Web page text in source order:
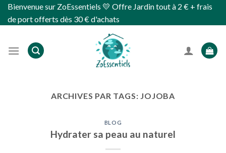
SkipBienvenue sur ZoEssentiels 💛 Offre Jardin tout à 2 € + frais
de port offerts dès 30 € d'achats
ARCHIVES PAR TAGS: JOJOBA
BLOG
Hydrater sa peau au naturel